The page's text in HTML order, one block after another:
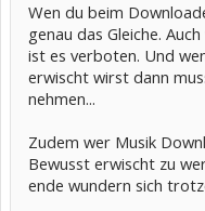
Wen du beim
genau das Gleiche.
ist es verboten. Und
erwischt wirst dann
nehmen...
Zudem wer Musik
Bewusst erwischt zu
ende wundern sich